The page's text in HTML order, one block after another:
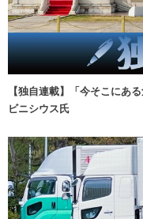
【独自連載】「今そこにあ
ビニシウス氏